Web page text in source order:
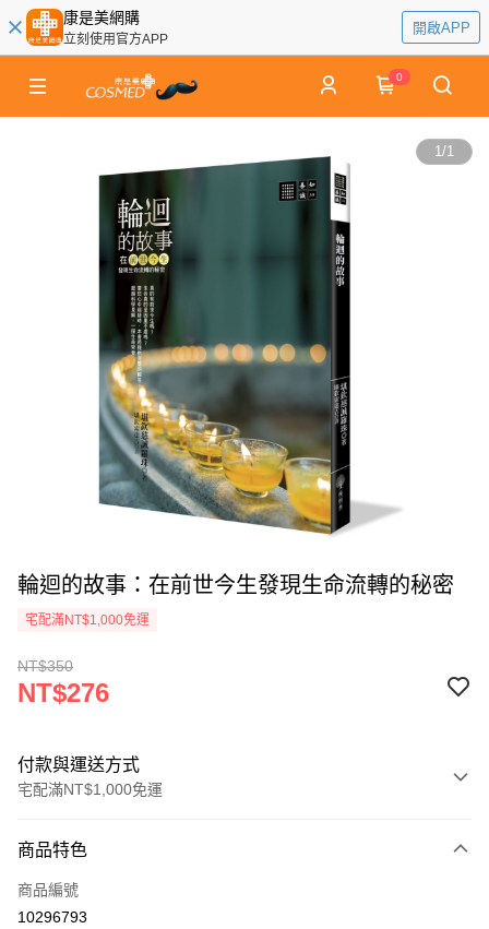
康是美網購
立刻使用官方APP
開啟APP
0
1/1
輪迴的故事：在前世今生發現生命流轉的秘密
宅配滿NT$1,000免運
NT$350
NT$276
付款與運送方式
宅配滿NT$1,000免運
icash Pay
信用卡一次付款
商品特色
商品編號
10296793